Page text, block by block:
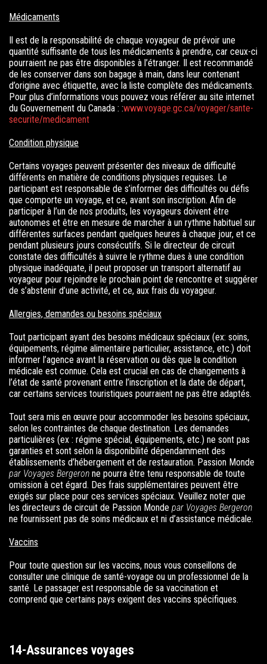
Médicaments
Il est de la responsabilité de chaque voyageur de prévoir une
quantité suffisante de tous les médicaments à prendre, car ceux-ci
pourraient ne pas être disponibles à l’étranger. Il est recommandé
de les conserver dans son bagage à main, dans leur contenant
d’origine avec étiquette, avec la liste complète des médicaments.
Pour plus d’informations vous pouvez vous référer au site internet
du Gouvernement du Canada : :www.voyage.gc.ca/voyager/sante-
securite/medicament
Condition physique
Certains voyages peuvent présenter des niveaux de difficulté
différents en matière de conditions physiques requises. Le
participant est responsable de s’informer des difficultés ou défis
que comporte un voyage, et ce, avant son inscription. Afin de
participer à l’un de nos produits, les voyageurs doivent être
autonomes et être en mesure de marcher à un rythme habituel sur
différentes surfaces pendant quelques heures à chaque jour, et ce
pendant plusieurs jours consécutifs. Si le directeur de circuit
constate des difficultés à suivre le rythme dues à une condition
physique inadéquate, il peut proposer un transport alternatif au
voyageur pour rejoindre le prochain point de rencontre et suggérer
de s’abstenir d’une activité, et ce, aux frais du voyageur.
Allergies, demandes ou besoins spéciaux
Tout participant ayant des besoins médicaux spéciaux (ex: soins,
équipements, régime alimentaire particulier, assistance, etc.) doit
informer l’agence avant la réservation ou dès que la condition
médicale est connue. Cela est crucial en cas de changements à
l’état de santé provenant entre l’inscription et la date de départ,
car certains services touristiques pourraient ne pas être adaptés.
Tout sera mis en œuvre pour accommoder les besoins spéciaux,
selon les contraintes de chaque destination. Les demandes
particulières (ex : régime spécial, équipements, etc.) ne sont pas
garanties et sont selon la disponibilité dépendamment des
établissements d’hébergement et de restauration. Passion Monde
par Voyages Bergeron ne pourra être tenu responsable de toute
omission à cet égard. Des frais supplémentaires peuvent être
exigés sur place pour ces services spéciaux. Veuillez noter que
les directeurs de circuit de Passion Monde par Voyages Bergeron
ne fournissent pas de soins médicaux et ni d’assistance médicale.
Vaccins
Pour toute question sur les vaccins, nous vous conseillons de
consulter une clinique de santé-voyage ou un professionnel de la
santé. Le passager est responsable de sa vaccination et
comprend que certains pays exigent des vaccins spécifiques.
14-Assurances voyages